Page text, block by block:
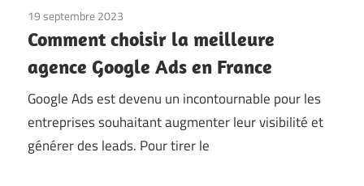
19 septembre 2023
Comment choisir la meilleure
agence Google Ads en France
Google Ads est devenu un incontournable pour les
entreprises souhaitant augmenter leur visibilité et
générer des leads. Pour tirer le